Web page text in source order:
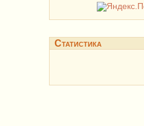
Статистика